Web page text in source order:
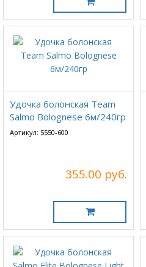
Удочка болонская Team
Salmo Bolognese 6м/240гр
Артикул: 5550-600
355.00 руб.